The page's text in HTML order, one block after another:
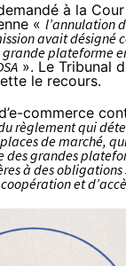
à la
« l’annulation
avait désigné
grande plateforme
». Le Tribunal
le recours.
commerce
règlement qui
de marché,
des grandes
à des
et